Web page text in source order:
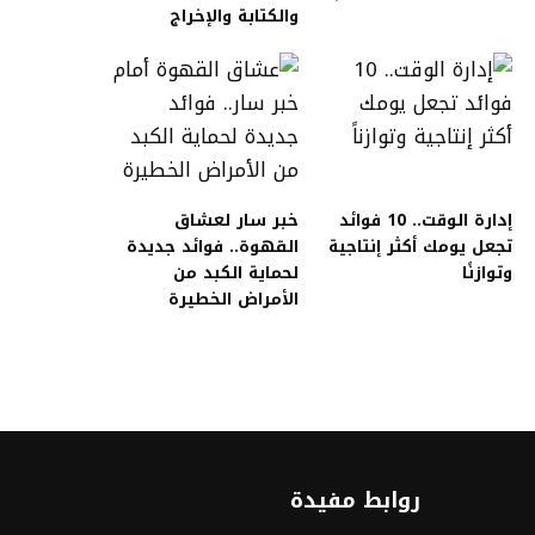
والكتابة والإخراج
إدارة الوقت.. 10 فوائد
تجعل يومك أكثر إنتاجية
وتوازنًا
خبر سار لعشاق
القهوة.. فوائد جديدة
لحماية الكبد من
الأمراض الخطيرة
روابط مفيدة